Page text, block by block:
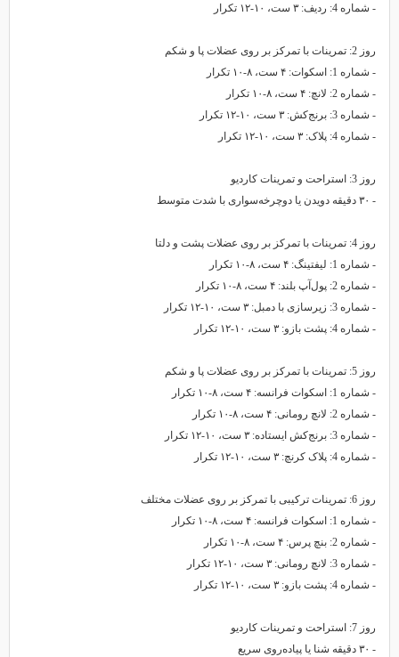
- شماره 4: ردیف: ۳ ست، ۱۰-۱۲ تکرار
روز 2: تمرینات با تمرکز بر روی عضلات پا و شکم
- شماره 1: اسکوات: ۴ ست، ۸-۱۰ تکرار
- شماره 2: لانچ: ۴ ست، ۸-۱۰ تکرار
- شماره 3: برنج‌کش: ۳ ست، ۱۰-۱۲ تکرار
- شماره 4: پلاک: ۳ ست، ۱۰-۱۲ تکرار
روز 3: استراحت و تمرینات کاردیو
- ۳۰ دقیقه دویدن یا دوچرخه‌سواری با شدت متوسط
روز 4: تمرینات با تمرکز بر روی عضلات پشت و دلتا
- شماره 1: لیفتینگ: ۴ ست، ۸-۱۰ تکرار
- شماره 2: پول‌آپ بلند: ۴ ست، ۸-۱۰ تکرار
- شماره 3: زیرسازی با دمبل: ۳ ست، ۱۰-۱۲ تکرار
- شماره 4: پشت بازو: ۳ ست، ۱۰-۱۲ تکرار
روز 5: تمرینات با تمرکز بر روی عضلات پا و شکم
- شماره 1: اسکوات فرانسه: ۴ ست، ۸-۱۰ تکرار
- شماره 2: لانچ رومانی: ۴ ست، ۸-۱۰ تکرار
- شماره 3: برنج‌کش ایستاده: ۳ ست، ۱۰-۱۲ تکرار
- شماره 4: پلاک کرنچ: ۳ ست، ۱۰-۱۲ تکرار
روز 6: تمرینات ترکیبی با تمرکز بر روی عضلات مختلف
- شماره 1: اسکوات فرانسه: ۴ ست، ۸-۱۰ تکرار
- شماره 2: بنچ پرس: ۴ ست، ۸-۱۰ تکرار
- شماره 3: لانچ رومانی: ۳ ست، ۱۰-۱۲ تکرار
- شماره 4: پشت بازو: ۳ ست، ۱۰-۱۲ تکرار
روز 7: استراحت و تمرینات کاردیو
- ۳۰ دقیقه شنا یا پیاده‌روی سریع